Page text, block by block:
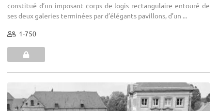
constitué d’un imposant corps de logis rectangulaire entouré de
ses deux galeries terminées par d’élégants pavillons, d’un ...
1-750